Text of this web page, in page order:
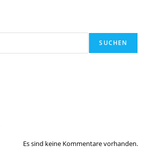
SUCHEN
Es sind keine Kommentare vorhanden.